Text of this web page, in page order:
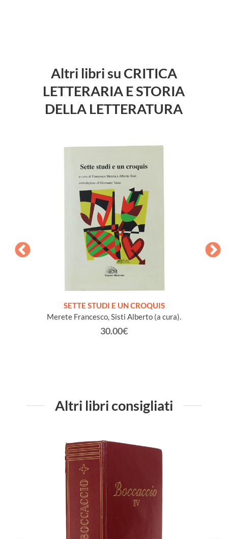
Altri libri su CRITICA
LETTERARIA E STORIA
DELLA LETTERATURA
SETTE STUDI E UN CROQUIS
Merete Francesco, Sisti Alberto (a cura).
30.00€
Altri libri consigliati